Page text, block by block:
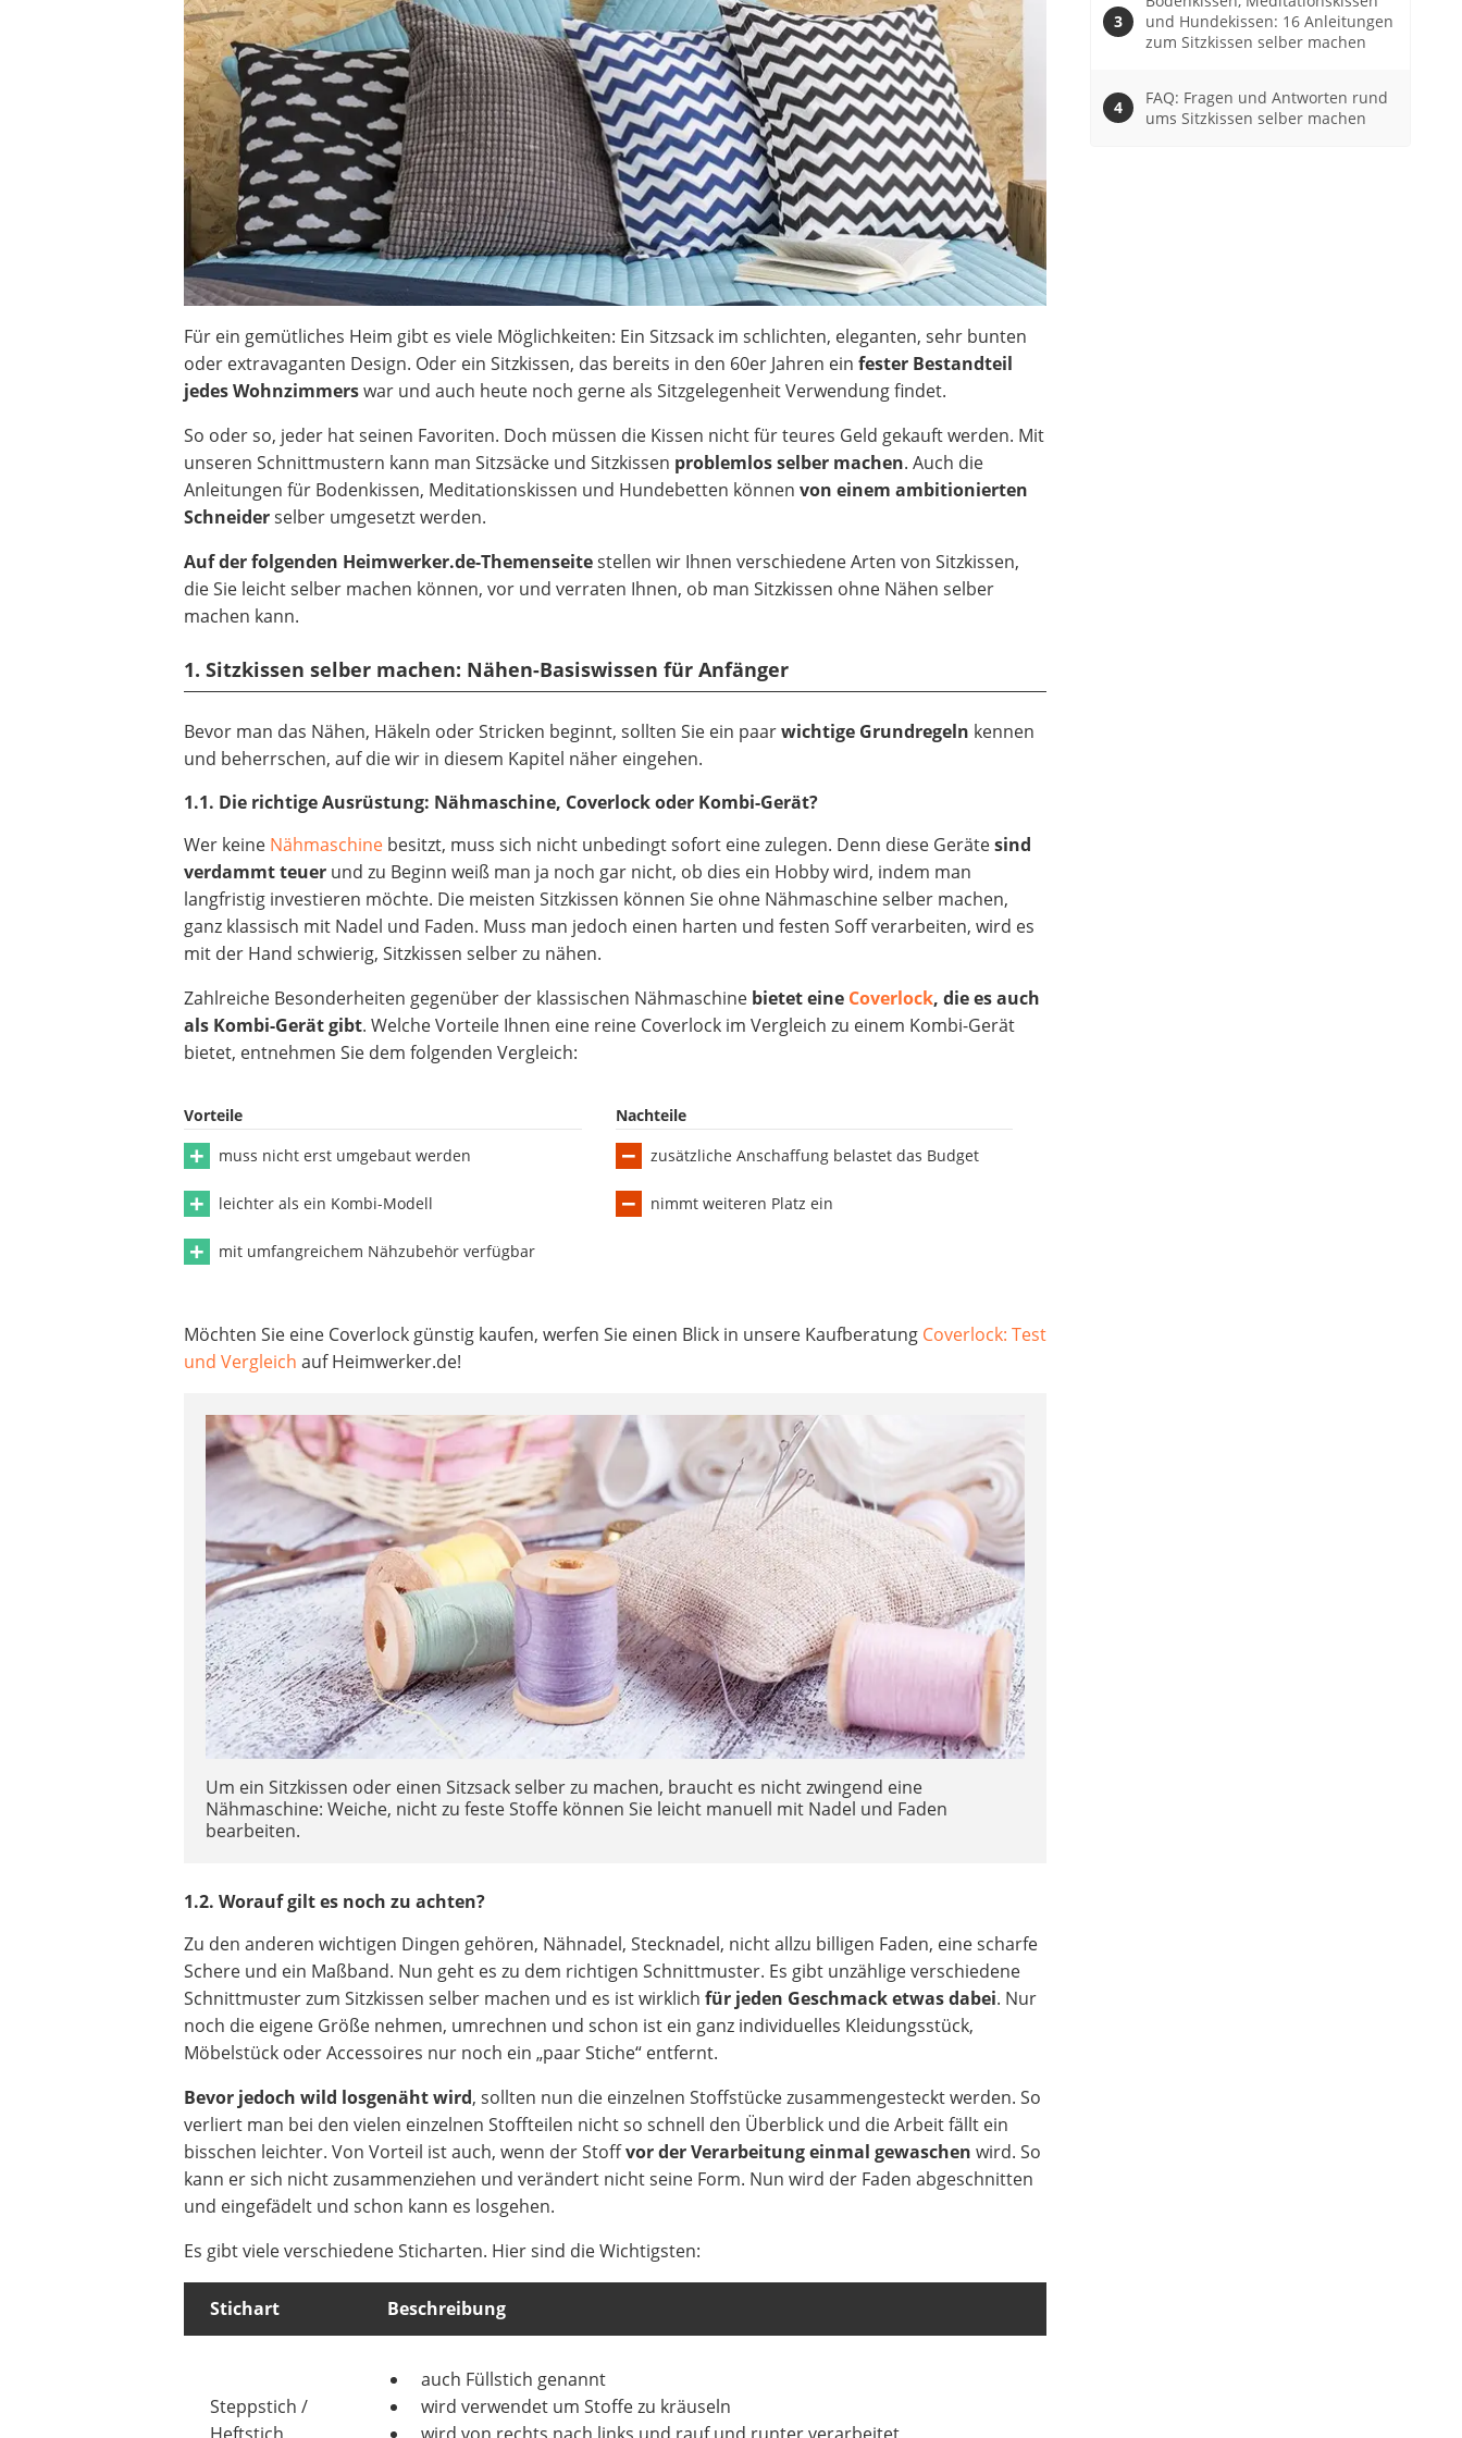
Decke mit Ärmeln
Schraubendreher-Set
Sägekettenschärfgerät
Geschirrspüler 45 cm
Steckdosenradio
Für ein gemütliches Heim gibt es viele Möglichkeiten: Ein Sitzsack im schlichten, eleganten, sehr bunten
oder extravaganten Design. Oder ein Sitzkissen, das bereits in den 60er Jahren einfester Bestandteil
jedes Wohnzimmerswar und auch heute noch gerne als Sitzgelegenheit Verwendung findet.
So oder so, jeder hat seinen Favoriten. Doch müssen die Kissen nicht für teures Geld gekauft werden. Mit
unseren Schnittmustern kann man Sitzsäcke und Sitzkissen problemlos selber machen. Auch die
Anleitungen für Bodenkissen, Meditationskissen und Hundebetten könnenvon einem ambitionierten
Schneiderselber umgesetzt werden.
Auf der folgenden Heimwerker.de-Themenseitestellen wir Ihnen verschiedene Arten von Sitzkissen,
die Sie leicht selber machen können, vor und verraten Ihnen, ob man Sitzkissen ohne Nähen selber
machen kann.
1. Sitzkissen selber machen: Nähen-Basiswissen für Anfänger
Bevor man das Nähen, Häkeln oder Stricken beginnt, sollten Sie ein paarwichtige Grundregeln kennen
und beherrschen, auf die wir in diesem Kapitel näher eingehen.
1.1. Die richtige Ausrüstung: Nähmaschine, Coverlock oder Kombi-Gerät?
Wer keine Nähmaschine besitzt, muss sich nicht unbedingt sofort eine zulegen. Denn diese Gerätesind
verdammt teuer und zu Beginn weiß man ja noch gar nicht, ob dies ein Hobby wird, indem man
langfristig investieren möchte. Die meisten Sitzkissen können Sie ohne Nähmaschine selber machen,
ganz klassisch mit Nadel und Faden. Muss man jedoch einen harten und festen Soff verarbeiten, wird es
mit der Hand schwierig, Sitzkissen selber zu nähen.
Zahlreiche Besonderheiten gegenüber der klassischen Nähmaschine bietet eine Coverlock, die es auch
als Kombi-Gerät gibt. Welche Vorteile Ihnen eine reine Coverlock im Vergleich zu einem Kombi-Gerät
bietet, entnehmen Sie dem folgenden Vergleich:
Vorteile
muss nicht erst umgebaut werden
leichter als ein Kombi-Modell
mit umfangreichem Nähzubehör verfügbar
Nachteile
zusätzliche Anschaffung belastet das Budget
nimmt weiteren Platz ein
Möchten Sie eine Coverlock günstig kaufen, werfen Sie einen Blick in unsere Kaufberatung Coverlock: Test
und Vergleich auf Heimwerker.de!
Um ein Sitzkissen oder einen Sitzsack selber zu machen, braucht es nicht zwingend eine
Nähmaschine: Weiche, nicht zu feste Stoffe können Sie leicht manuell mit Nadel und Faden
bearbeiten.
1.2. Worauf gilt es noch zu achten?
Zu den anderen wichtigen Dingen gehören, Nähnadel, Stecknadel, nicht allzu billigen Faden, eine scharfe
Schere und ein Maßband. Nun geht es zu dem richtigen Schnittmuster. Es gibt unzählige verschiedene
Schnittmuster zum Sitzkissen selber machen und es ist wirklich für jeden Geschmack etwas dabei. Nur
noch die eigene Größe nehmen, umrechnen und schon ist ein ganz individuelles Kleidungsstück,
Möbelstück oder Accessoires nur noch ein „paar Stiche“ entfernt.
Bevor jedoch wild losgenäht wird, sollten nun die einzelnen Stoffstücke zusammengesteckt werden. So
verliert man bei den vielen einzelnen Stoffteilen nicht so schnell den Überblick und die Arbeit fällt ein
bisschen leichter. Von Vorteil ist auch, wenn der Stoffvor der Verarbeitung einmal gewaschen wird. So
kann er sich nicht zusammenziehen und verändert nicht seine Form. Nun wird der Faden abgeschnitten
und eingefädelt und schon kann es losgehen.
Es gibt viele verschiedene Sticharten. Hier sind die Wichtigsten:
Stichart Beschreibung
Steppstich /
auch Füllstich genannt
wird verwendet um Stoffe zu kräuseln
und Hundekissen: 16 Anleitungen
zum Sitzkissen selber machen
FAQ: Fragen und Antworten rund
ums Sitzkissen selber machen